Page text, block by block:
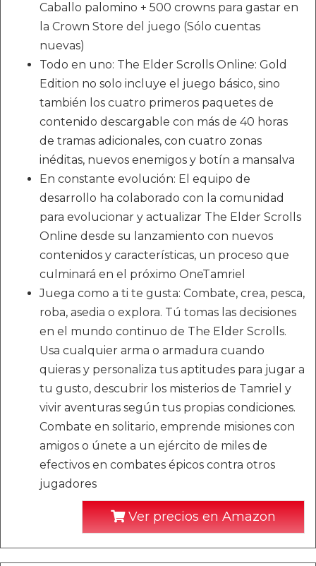
Caballo palomino + 500 crowns para gastar en
la Crown Store del juego (Sólo cuentas
nuevas)
Todo en uno: The Elder Scrolls Online: Gold
Edition no solo incluye el juego básico, sino
también los cuatro primeros paquetes de
contenido descargable con más de 40 horas
de tramas adicionales, con cuatro zonas
inéditas, nuevos enemigos y botín a mansalva
En constante evolución: El equipo de
desarrollo ha colaborado con la comunidad
para evolucionar y actualizar The Elder Scrolls
Online desde su lanzamiento con nuevos
contenidos y características, un proceso que
culminará en el próximo OneTamriel
Juega como a ti te gusta: Combate, crea, pesca,
roba, asedia o explora. Tú tomas las decisiones
en el mundo continuo de The Elder Scrolls.
Usa cualquier arma o armadura cuando
quieras y personaliza tus aptitudes para jugar a
tu gusto, descubrir los misterios de Tamriel y
vivir aventuras según tus propias condiciones.
Combate en solitario, emprende misiones con
amigos o únete a un ejército de miles de
efectivos en combates épicos contra otros
jugadores
Ver precios en Amazon